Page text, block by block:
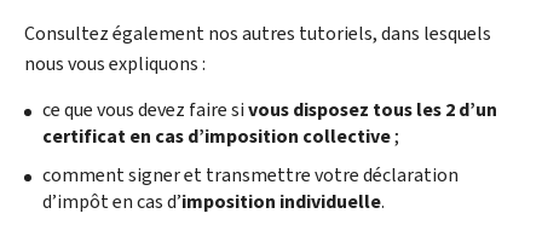
Consultez également nos autres tutoriels, dans lesquels
nous vous expliquons :
ce que vous devez faire sivous disposez tous les 2 d’un
certificat en cas d’imposition collective;
comment signer et transmettre votre déclaration
d’impôt en cas d’imposition individuelle.